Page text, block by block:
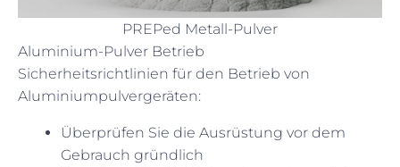
PREPed Metall-Pulver
Aluminium-Pulver Betrieb
Sicherheitsrichtlinien für den Betrieb von
Aluminiumpulvergeräten:
Überprüfen Sie die Ausrüstung vor dem
Gebrauch gründlich